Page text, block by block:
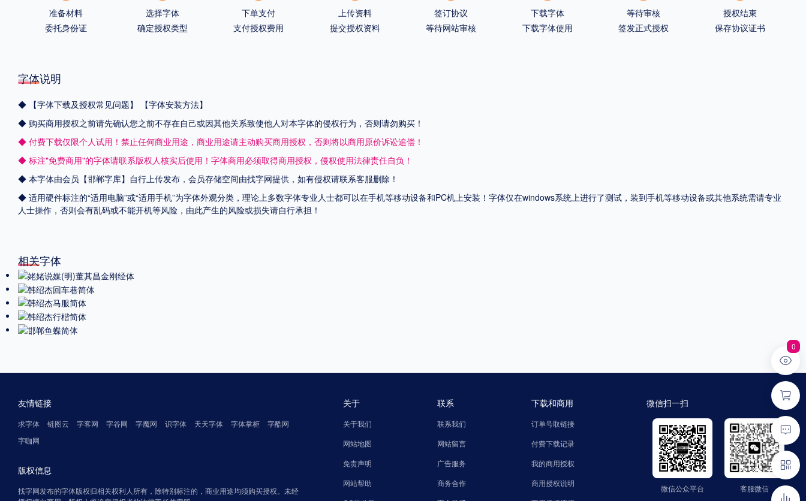
准备材料
委托身份证
选择字体
确定授权类型
下单支付
支付授权费用
上传资料
提交授权资料
签订协议
等待网站审核
下载字体
下载字体使用
等待审核
签发正式授权
授权结束
保存协议证书
字体说明
◆ 【字体下载及授权常见问题】
【字体安装方法】
◆ 购买商用授权之前请先确认您之前不存在自己或因其他关系致使他人对本字体的侵权行为，否则请勿购买！
◆ 付费下载仅限个人试用！禁止任何商业用途，商业用途请主动购买商用授权，否则将以商用原价诉讼追偿！
◆ 标注"免费商用"的字体请联系版权人核实后使用！字体商用必须取得商用授权，侵权使用法律责任自负！
◆ 本字体由会员【邯郸字库】自行上传发布，会员存储空间由找字网提供，如有侵权请联系客服删除！
◆ 适用硬件标注的“适用电脑”或“适用手机”为字体外观分类，理论上多数字体专业人士都可以在手机等移动设备和PC机上安装！字体仅在windows系统上进行了测试，装到手机等移动设备或其他系统需请专业
人士操作，否则会有乱码或不能开机等风险，由此产生的风险或损失请自行承担！
相关字体
友情链接
求字体 链图云 字客网 字谷网 字魔网 识字体 天天字体 字体掌柜
字酷网
字咖网
版权信息
找字网发布的字体版权归相关权利人所有，除特别标注的，商业用途均须购买授权。未经
关于
关于我们
网站地图
免责声明
网站帮助
联系
联系我们
网站留言
广告服务
商务合作
下载和商用
订单号取链接
付费下载记录
我的商用授权
商用授权说明
微信扫一扫
微信公众平台 客服微信
0
微信公众平台
公众号：zhaozinet
客服微信
微信号：FindText